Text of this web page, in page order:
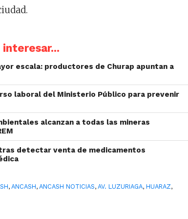
escala: productores de Churap apuntan a
laboral del Ministerio Público para prevenir
alcanzan a todas las mineras
detectar venta de medicamentos
,ANCASH,ANCASH NOTICIAS,AV. LUZURIAGA,HUARAZ,